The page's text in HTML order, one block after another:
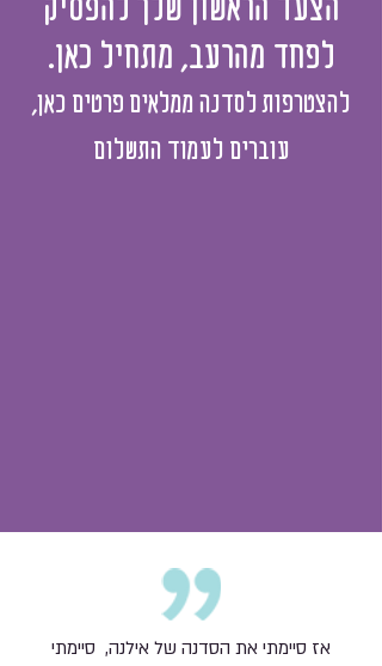
הצעד הראשון שלך להפסיק
לפחד מהרעב, מתחיל כאן.
להצטרפות לסדנה ממלאים פרטים כאן,
עוברים לעמוד התשלום
אז סיימתי את הסדנה של אילנה, סיימתי